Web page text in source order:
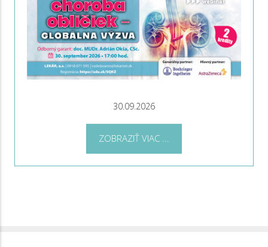
30.09.2026
ZOBRAZIŤ VIAC ...